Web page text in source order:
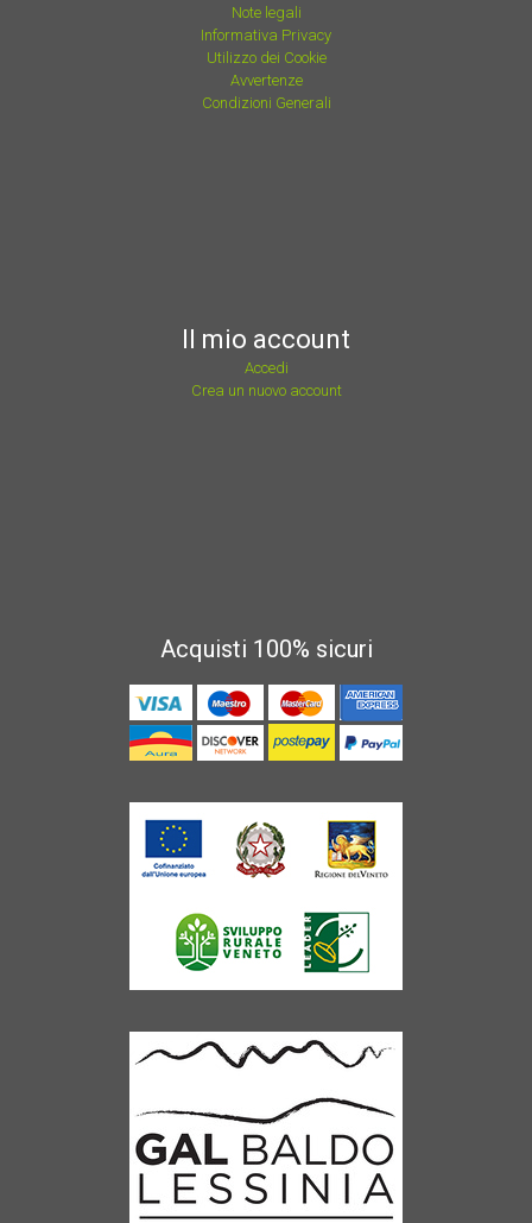
Note legali
Informativa Privacy
Utilizzo dei Cookie
Avvertenze
Condizioni Generali
Il mio account
Accedi
Crea un nuovo account
Acquisti 100% sicuri